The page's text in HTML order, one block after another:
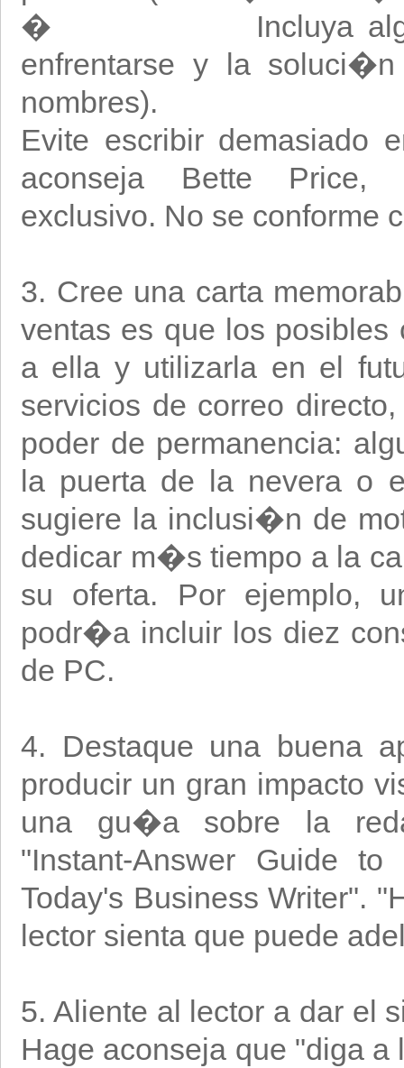
� Incluya alg�n
enfrentarse y la
nombres).
Evite escribir demasiado
aconseja Bette Price,
exclusivo. No se conforme
3. Cree una carta
ventas es que los posibles
a ella y utilizarla en el
servicios de correo
poder de permanencia:
la puerta de la nevera o
sugiere la inclusi�n de
dedicar m�s tiempo a la
su oferta. Por ejemplo,
podr�a incluir los diez
de PC.
4. Destaque una buena
producir un gran impacto
una gu�a sobre la
"Instant-Answer Guide
Today's Business Writer".
lector sienta que puede
5. Aliente al lector a dar el
Hage aconseja que "diga